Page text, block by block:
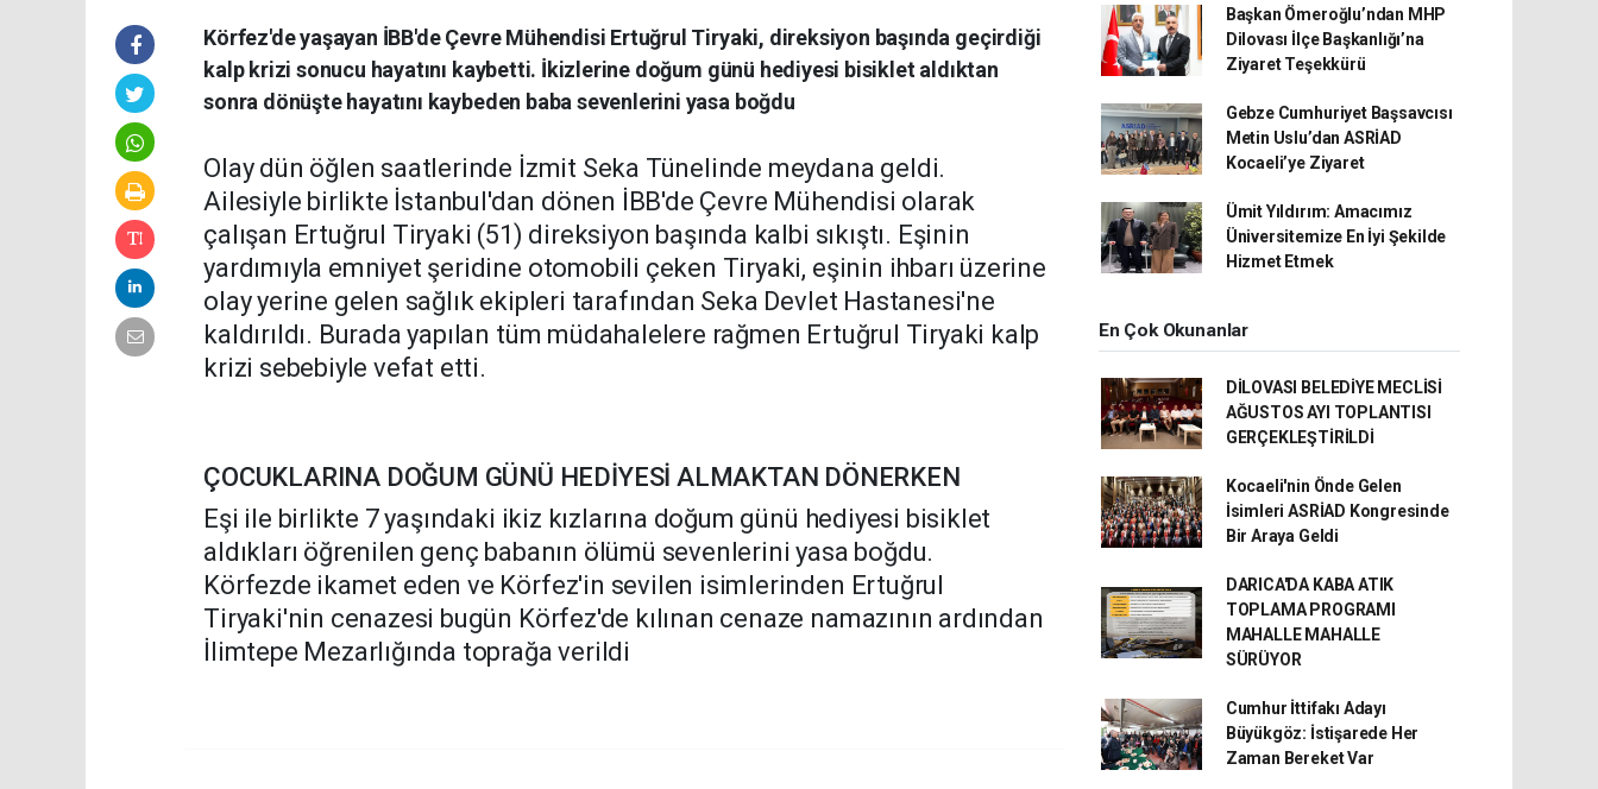
Körfez'de yaşayan İBB'de Çevre Mühendisi Ertuğrul Tiryaki, direksiyon başında geçirdiği
kalp krizi sonucu hayatını kaybetti. İkizlerine doğum günü hediyesi bisiklet aldıktan
sonra dönüşte hayatını kaybeden baba sevenlerini yasa boğdu
Olay dün öğlen saatlerinde İzmit Seka Tünelinde meydana geldi.
Ailesiyle birlikte İstanbul'dan dönen İBB'de Çevre Mühendisi olarak
çalışan Ertuğrul Tiryaki (51) direksiyon başında kalbi sıkıştı. Eşinin
yardımıyla emniyet şeridine otomobili çeken Tiryaki, eşinin ihbarı üzerine
olay yerine gelen sağlık ekipleri tarafından Seka Devlet Hastanesi'ne
kaldırıldı. Burada yapılan tüm müdahalelere rağmen Ertuğrul Tiryaki kalp
krizi sebebiyle vefat etti.
ÇOCUKLARINA DOĞUM GÜNÜ HEDİYESİ ALMAKTAN DÖNERKEN
Eşi ile birlikte 7 yaşındaki ikiz kızlarına doğum günü hediyesi bisiklet
aldıkları öğrenilen genç babanın ölümü sevenlerini yasa boğdu.
Körfezde ikamet eden ve Körfez'in sevilen isimlerinden Ertuğrul
Tiryaki'nin cenazesi bugün Körfez'de kılınan cenaze namazının ardından
İlimtepe Mezarlığında toprağa verildi
Başkan Ömeroğlu’ndan MHP
Dilovası İlçe Başkanlığı’na
Ziyaret Teşekkürü
Gebze Cumhuriyet Başsavcısı
Metin Uslu’dan ASRİAD
Kocaeli’ye Ziyaret
Ümit Yıldırım: Amacımız
Üniversitemize En İyi Şekilde
Hizmet Etmek
En Çok Okunanlar
DİLOVASI BELEDİYE MECLİSİ
AĞUSTOS AYI TOPLANTISI
GERÇEKLEŞTİRİLDİ
Kocaeli'nin Önde Gelen
İsimleri ASRİAD Kongresinde
Bir Araya Geldi
DARICA'DA KABA ATIK
TOPLAMA PROGRAMI
MAHALLE MAHALLE
SÜRÜYOR
Cumhur İttifakı Adayı
Büyükgöz: İstişarede Her
Zaman Bereket Var